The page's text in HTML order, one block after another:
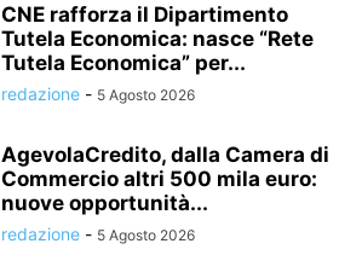
CNE rafforza il Dipartimento
Tutela Economica: nasce “Rete
Tutela Economica” per...
redazione - 5 Agosto 2026
AgevolaCredito, dalla Camera di
Commercio altri 500 mila euro:
nuove opportunità...
redazione - 5 Agosto 2026